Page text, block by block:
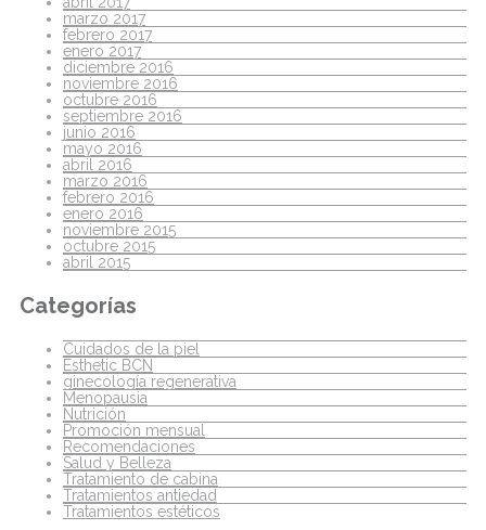
marzo 2017
febrero 2017
enero 2017
diciembre 2016
noviembre 2016
octubre 2016
septiembre 2016
junio 2016
mayo 2016
abril 2016
marzo 2016
febrero 2016
enero 2016
noviembre 2015
octubre 2015
abril 2015
Categorías
Cuidados de la piel
Esthetic BCN
ginecología regenerativa
Menopausia
Nutrición
Promoción mensual
Recomendaciones
Salud y Belleza
Tratamiento de cabina
Tratamientos antiedad
Tratamientos estéticos